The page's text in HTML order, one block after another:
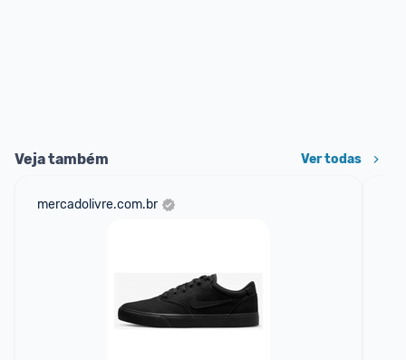
Veja também Ver todas
mercadolivre.com.br